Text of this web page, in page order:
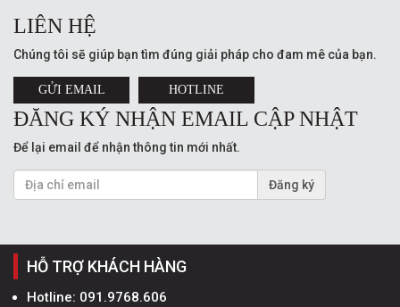
LIÊN HỆ
Chúng tôi sẽ giúp bạn tìm đúng giải pháp cho đam mê của bạn.
GỬI EMAIL HOTLINE
ĐĂNG KÝ NHẬN EMAIL CẬP NHẬT
Để lại email để nhận thông tin mới nhất.
Đăng ký
HỖ TRỢ KHÁCH HÀNG
Hotline: 091.9768.606